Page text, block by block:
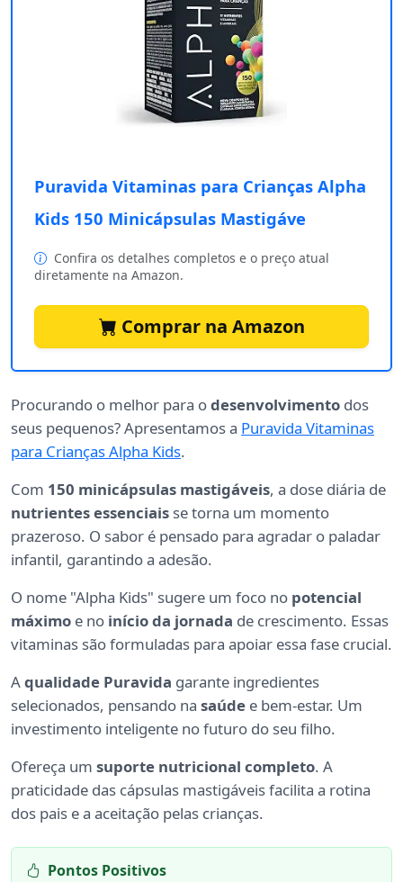
Puravida Vitaminas para Crianças Alpha
Kids 150 Minicápsulas Mastigáve
Confira os detalhes completos e o preço atual
diretamente na Amazon.
Comprar na Amazon
Procurando o melhor para odesenvolvimento dos
seus pequenos? Apresentamos a Puravida Vitaminas
para Crianças Alpha Kids.
Com 150 minicápsulas mastigáveis, a dose diária de
nutrientes essenciais se torna um momento
prazeroso. O sabor é pensado para agradar o paladar
infantil, garantindo a adesão.
O nome "Alpha Kids" sugere um foco no potencial
máximo e no início da jornada de crescimento. Essas
vitaminas são formuladas para apoiar essa fase crucial.
Aqualidade Puravida garante ingredientes
selecionados, pensando na saúde e bem-estar. Um
investimento inteligente no futuro do seu filho.
Ofereça um suporte nutricional completo. A
praticidade das cápsulas mastigáveis facilita a rotina
dos pais e a aceitação pelas crianças.
Pontos Positivos